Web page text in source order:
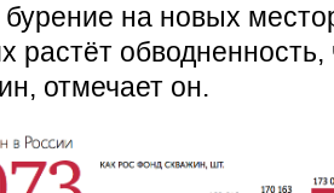
на новых
растёт обводненность,
отмечает он.